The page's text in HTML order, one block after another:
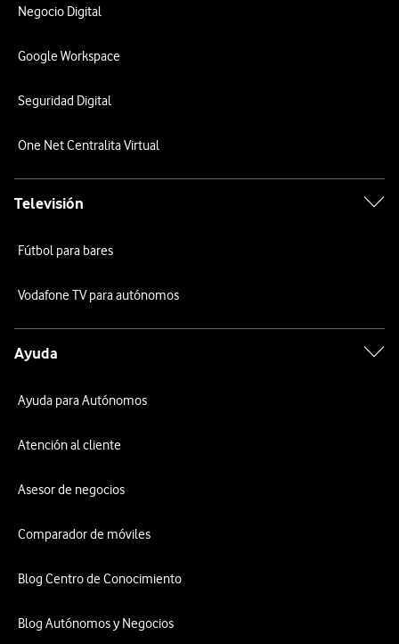
Negocio Digital
Google Workspace
Seguridad Digital
One Net Centralita Virtual
Televisión
Fútbol para bares
Vodafone TV para autónomos
Ayuda
Ayuda para Autónomos
Atención al cliente
Asesor de negocios
Comparador de móviles
Blog Centro de Conocimiento
Blog Autónomos y Negocios